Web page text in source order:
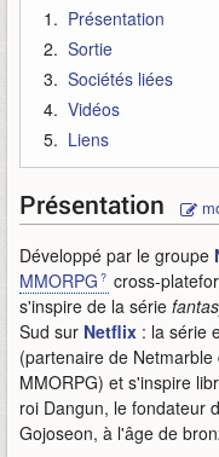
Présentation
Sortie
Sociétés liées
Vidéos
Liens
Présentation
Développé par le groupe
MMORPG
cross-
s'inspire de la série
Sud sur Netflix : la série
(partenaire de
MMORPG) et s'inspire
roi Dangun, le fondateur
Gojoseon, à l'âge de